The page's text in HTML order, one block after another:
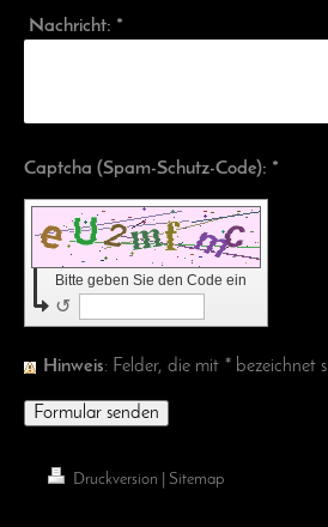
Nachricht: *
Captcha (Spam-Schutz-Code): *
Bitte geben Sie den Code ein
↺
Hinweis : Felder, die mit * bezeichnet
Druckversion Sitemap